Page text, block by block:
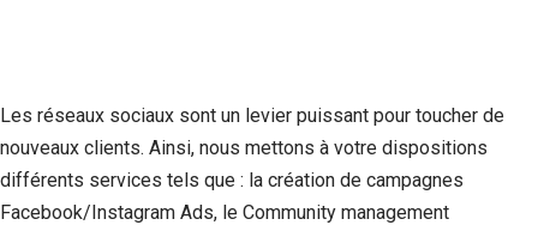
Les réseaux sociaux sont un levier puissant pour toucher de
nouveaux clients. Ainsi, nous mettons à votre dispositions
différents services tels que : la création de campagnes
Facebook/Instagram Ads, le Community management